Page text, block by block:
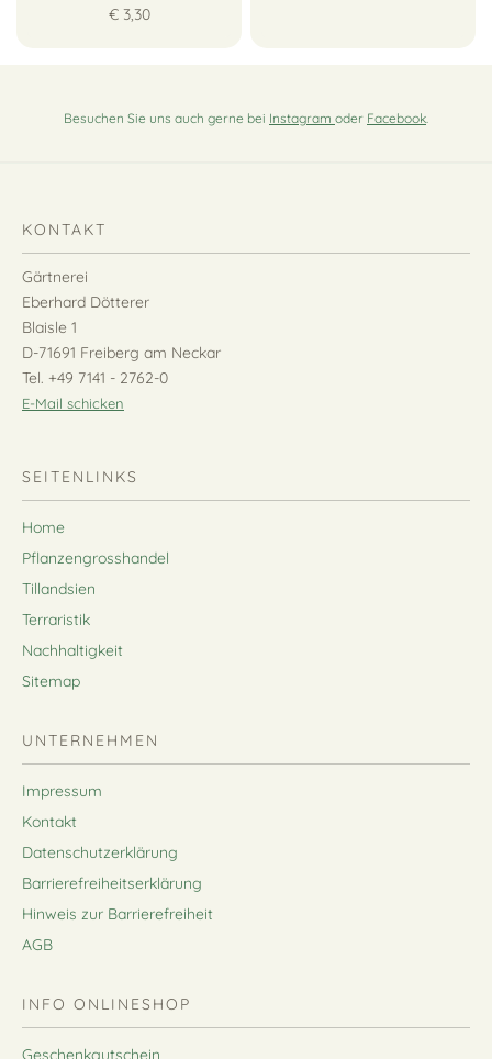
€ 3,30
Besuchen Sie uns auch gerne bei Instagram oder Facebook
KONTAKT
Gärtnerei
Eberhard Dötterer
Blaisle 1
D-71691 Freiberg am Neckar
Tel. +49 7141 - 2762-0
E-Mail schicken
SEITENLINKS
Home
Pflanzengrosshandel
Tillandsien
Terraristik
Nachhaltigkeit
Sitemap
UNTERNEHMEN
Impressum
Kontakt
Datenschutzerklärung
Barrierefreiheitserklärung
Hinweis zur Barrierefreiheit
AGB
INFO ONLINESHOP
Geschenkgutschein